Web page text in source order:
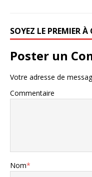
SOYEZ LE PREMIER
Poster un
Votre adresse de
Commentaire
Nom*